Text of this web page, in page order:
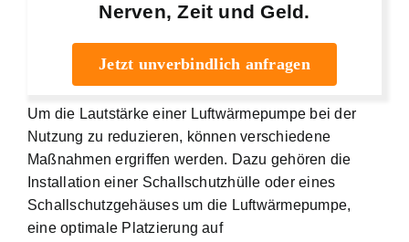
Nerven, Zeit und Geld.
Jetzt unverbindlich anfragen
Um die Lautstärke einer Luftwärmepumpe bei der
Nutzung zu reduzieren, können verschiedene
Maßnahmen ergriffen werden. Dazu gehören die
Installation einer Schallschutzhülle oder eines
Schallschutzgehäuses um die Luftwärmepumpe,
eine optimale Platzierung auf